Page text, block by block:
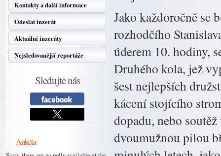
Kontakty a další informace
Odeslat inzerát
Aktuální inzeráty
Nejsledovanější reportáže
Sledujte nás
Anketa
Jako každoročně se
rozhodčího
úderem 10. hodiny,
Druhého kola, jež
šest nejlepších
kácení stojícího
dopadu, nebo
dvoumužnou pilou